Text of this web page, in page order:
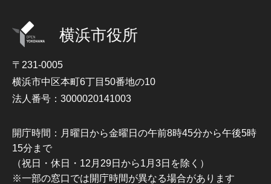
横浜市役所
〒231-0005
横浜市中区本町6丁目50番地の10
法人番号：3000020141003
開庁時間：月曜日から金曜日の午前8時45分から午後5時
15分まで
（祝日・休日・12月29日から1月3日を除く）
※一部の窓口では開庁時間が異なる場合があります